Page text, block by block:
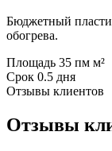
Бюджетный
обогрева.
Площадь 35 пм м²
Срок 0.5 дня
Отзывы клиентов
Отзывы